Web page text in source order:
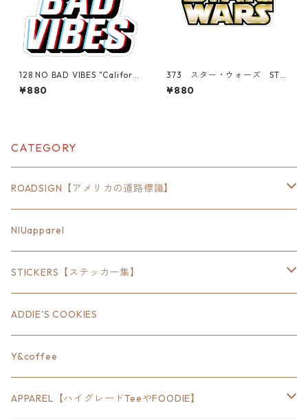
128 NO BAD VIBES "Californi
a Market Center" アメリカ
ンステッカー スーツケー
¥880
373 スター・ウォーズ STA
R WARS "California Marke
t Center" アメリカンステッ
¥880
CATEGORY
ROADSIGN【アメリカの道路標識】
18inch×6inch
18inch×8inch
18inch×12inch
24inch×8inch
18inch×24inch
NIUapparel
STICKERS【ステッカー集】
ステート
ハウス
クルマ
ADDIE'S COOKIES
Y&coffee
APPAREL【ハイグレードTeeやFOODIE】